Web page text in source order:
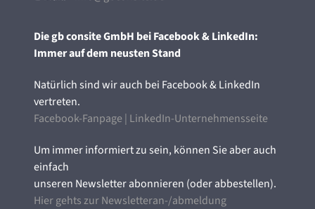
Die gb consite GmbH bei Facebook & LinkedIn:
Immer auf dem neusten Stand
Natürlich sind wir auch bei Facebook & LinkedIn
vertreten.
Facebook-Fanpage| LinkedIn-Unternehmensseite
Um immer informiert zu sein, können Sie aber auch
einfach
unseren Newsletter abonnieren (oder abbestellen).
Hier gehts zur Newsletteran-/abmeldung